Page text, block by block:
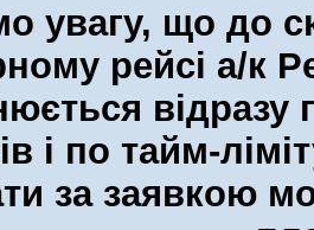
увагу, що до
рейсі а/к
відразу
і по тайм-
за заявкою